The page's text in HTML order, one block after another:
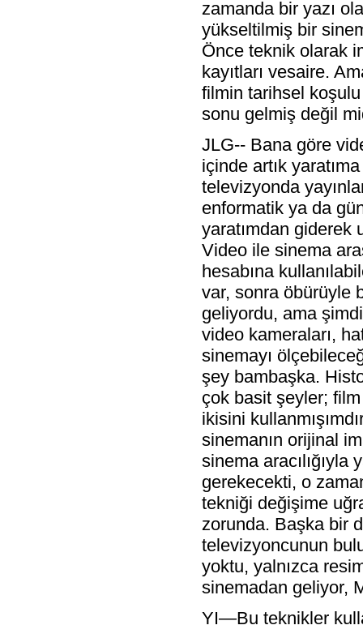
zamanda bir yazı
yükseltilmiş bir
Önce teknik olarak
kayıtları vesaire.
filmin tarihsel
sonu gelmiş değil
JLG-- Bana göre
içinde artık
televizyonda
enformatik ya da
yaratımdan giderek
Video ile sinema
hesabına
var, sonra öbürüyle
geliyordu, ama
video kameraları,
sinemayı
şey bambaşka.
çok basit şeyler;
ikisini
sinemanın orijinal
sinema
gerekecekti, o
tekniği değişime
zorunda. Başka bir
televizyoncunun
yoktu, yalnızca
sinemadan geliyor,
YI—Bu teknikler